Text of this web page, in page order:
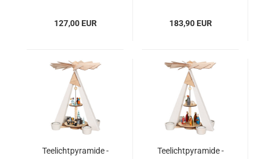
127,00 EUR
183,90 EUR
Teelichtpyramide -
Teelichtpyramide -